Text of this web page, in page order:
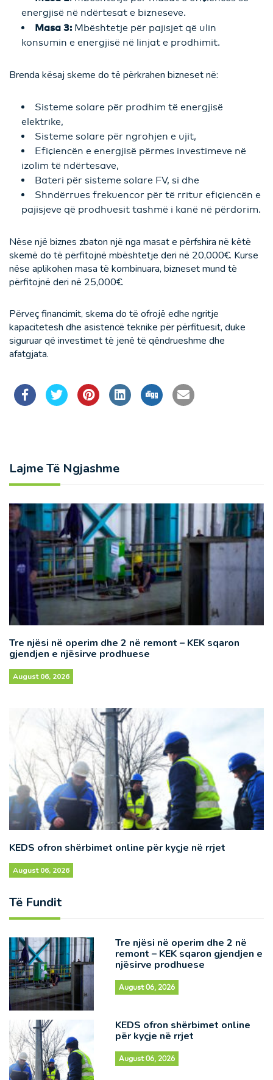
energjisë në ndërtesat e bizneseve.
Masa 3:Mbështetje për pajisjet që ulin
konsumin e energjisë në linjat e prodhimit.
Brenda kësaj skeme do të përkrahen bizneset në:
Sisteme solare për prodhim të energjisë
elektrike,
Sisteme solare për ngrohjen e ujit,
Efiçiencën e energjisë përmes investimeve në
izolim të ndërtesave,
Bateri për sisteme solare FV, si dhe
Shndërrues frekuencor për të rritur efiçiencën e
pajisjeve që prodhuesit tashmë i kanë në përdorim.
Nëse një biznes zbaton një nga masat e përfshira në këtë
skemë do të përfitojnë mbështetje deri në 20,000€. Kurse
nëse aplikohen masa të kombinuara, bizneset mund të
përfitojnë deri në 25,000€.
Përveç financimit, skema do të ofrojë edhe ngritje
kapacitetesh dhe asistencë teknike për përfituesit, duke
siguruar që investimet të jenë të qëndrueshme dhe
afatgjata.
Lajme Të Ngjashme
Tre njësi në operim dhe 2 në remont – KEK sqaron
gjendjen e njësirve prodhuese
August 06, 2026
KEDS ofron shërbimet online për kyçje në rrjet
August 06, 2026
Të Fundit
Tre njësi në operim dhe 2 në
remont – KEK sqaron gjendjen e
njësirve prodhuese
August 06, 2026
KEDS ofron shërbimet online
për kyçje në rrjet
August 06, 2026